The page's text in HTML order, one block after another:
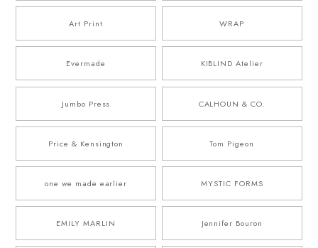
Art Print WRAP
Evermade KIBLIND Atelier
Jumbo Press CALHOUN & CO.
Price & Kensington Tom Pigeon
one we made earlier MYSTIC FORMS
EMILY MARLIN Jennifer Bouron